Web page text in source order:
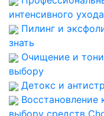
интенсивного
Пилинг и
знать
Очищение и
выбору
Детокс и
выбору средств